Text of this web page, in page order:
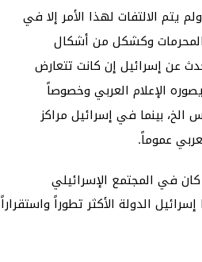
يتم الالتفات لهذا الأمر إلا في
وكشكل من أشكال
عن إسرائيل إن كانت تتعارض
الإعلام العربي وخصوصاً
بينما في إسرائيل مراكز
عموماً.
في المجتمع الإسرائيلي
الدولة الأكثر تطوراً واستقراراً